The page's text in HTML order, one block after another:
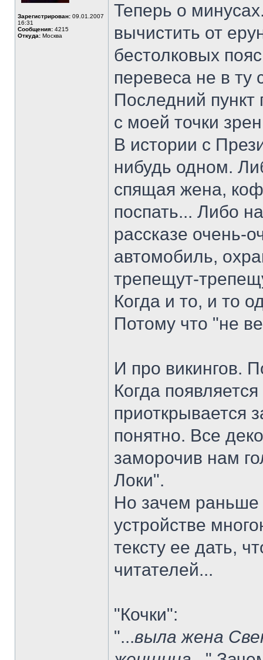
Зарегистрирован: 09.01.2007
16:31
Сообщения: 4215
Откуда: Москва
Теперь о
вычистить от
бестолковых
перевеса не в ту
Последний пункт
с моей точки
В истории с
нибудь одном.
спящая жена,
поспать... Либо
рассказе очень-
автомобиль,
трепещут-
Когда и то, и то
Потому что "не
И про викингов.
Когда
приоткрывается
понятно. Все
заморочив нам
Локи".
Но зачем
устройстве
тексту ее дать,
читателей...
"Кочки":
"...выла жена